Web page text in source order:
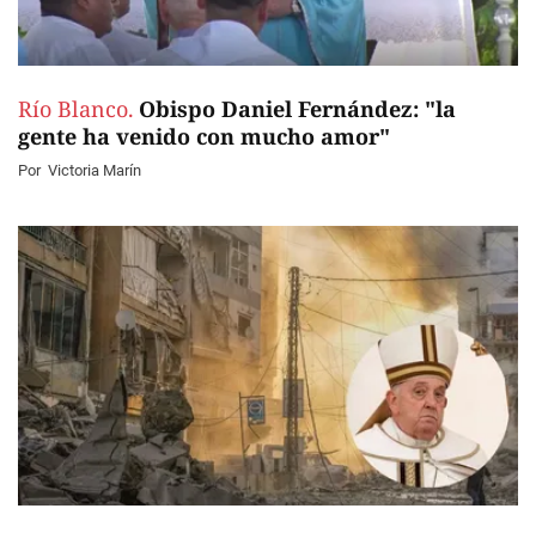
Río Blanco. Obispo Daniel Fernández: "la
gente ha venido con mucho amor"
Por Victoria Marín